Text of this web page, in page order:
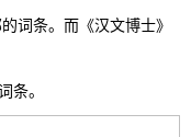
词条。而《汉文博士》
条。